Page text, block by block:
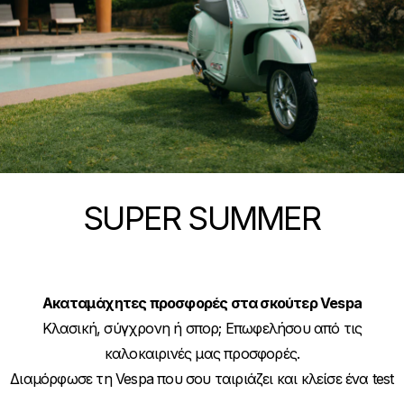
CONCEPT STORE
SUPER SUMMER
Ακαταμάχητες προσφορές στα σκούτερ Vespa
Κλασική, σύγχρονη ή σπορ; Επωφελήσου από τις
καλοκαιρινές μας προσφορές.
Διαμόρφωσε τη Vespa που σου ταιριάζει και κλείσε ένα test